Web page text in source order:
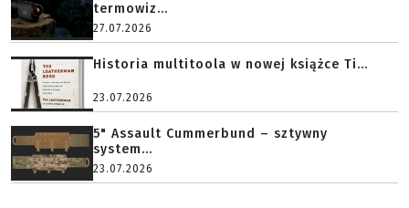
termowiz...
27.07.2026
Historia multitoola w nowej książce Ti...
23.07.2026
5" Assault Cummerbund – sztywny
system...
23.07.2026